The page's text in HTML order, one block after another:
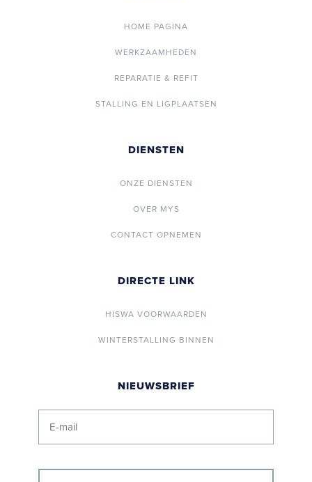
HOME PAGINA
WERKZAAMHEDEN
REPARATIE & REFIT
STALLING EN LIGPLAATSEN
DIENSTEN
ONZE DIENSTEN
OVER MYS
CONTACT OPNEMEN
DIRECTE LINK
HISWA VOORWAARDEN
WINTERSTALLING BINNEN
NIEUWSBRIEF